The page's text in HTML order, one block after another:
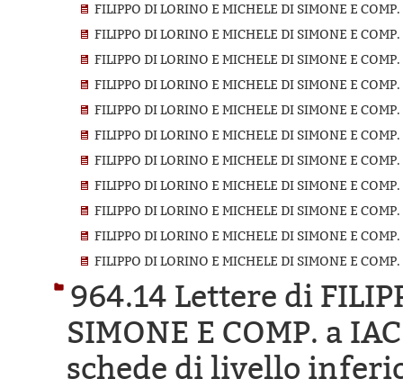
FILIPPO DI LORINO E MICHELE DI SIMONE E
FILIPPO DI LORINO E MICHELE DI SIMONE E
FILIPPO DI LORINO E MICHELE DI SIMONE E
FILIPPO DI LORINO E MICHELE DI SIMONE E
FILIPPO DI LORINO E MICHELE DI SIMONE E
FILIPPO DI LORINO E MICHELE DI SIMONE E
FILIPPO DI LORINO E MICHELE DI SIMONE E
FILIPPO DI LORINO E MICHELE DI SIMONE E
FILIPPO DI LORINO E MICHELE DI SIMONE E
FILIPPO DI LORINO E MICHELE DI SIMONE E
FILIPPO DI LORINO E MICHELE DI SIMONE E
964.14 Lettere di
SIMONE E COMP. a
schede di livello